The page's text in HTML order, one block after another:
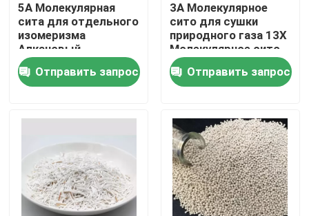
Продукты
Видеозаписи
О нас
Экскурсия по заводу
Контроль качества
5A Молекулярная
сита для отдельного
изомеризма
Алкановый
катализатор Литий
Молекулярная сита
Кислород Mcm 22
Отправить запрос
3А Молекулярное
сито для сушки
природного газа 13X
Молекулярное сито
Зеолит для
концентратора
кислорода
Отправить запрос